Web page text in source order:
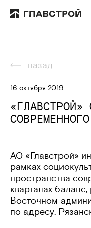
назад
16 октября 2019
«ГЛАВСТРОЙ»
АО «Главстрой»
рамках
пространства
кварталах
Восточном
по адресу: